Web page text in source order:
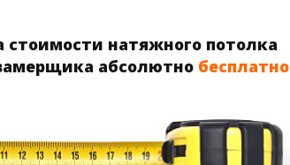
стоимости натяжного потолка
абсолютно бесплатно